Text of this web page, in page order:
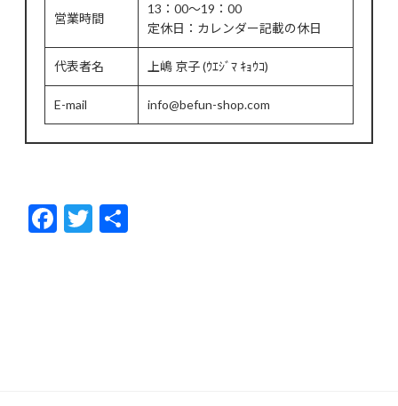
営業時間
13：00～19：00
定休日：カレンダー記載の休日
代表者名 上嶋 京子 (ｳｴｼﾞﾏ ｷｮｳｺ)
E-mail info@befun-shop.com
F
T